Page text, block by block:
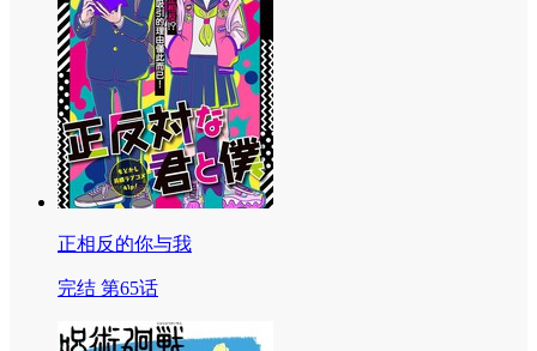
正相反的你与我
完结 第65话